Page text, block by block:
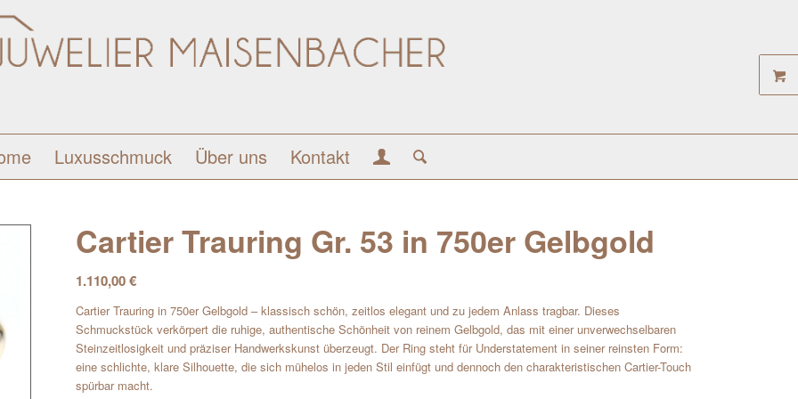
Luxusschmuck Über uns Kontakt
Cartier Trauring Gr. 53 in 750er Gelbgold
1.110,00€
Cartier Trauring in 750er Gelbgold – klassisch schön, zeitlos elegant und zu jedem Anlass tragbar. Dieses
Schmuckstück verkörpert die ruhige, authentische Schönheit von reinem Gelbgold, das mit einer unverwechselbaren
Steinzeitlosigkeit und präziser Handwerkskunst überzeugt. Der Ring steht für Understatement in seiner reinsten Form:
eine schlichte, klare Silhouette, die sich mühelos in jeden Stil einfügt und dennoch den charakteristischen Cartier-Touch
spürbar macht.